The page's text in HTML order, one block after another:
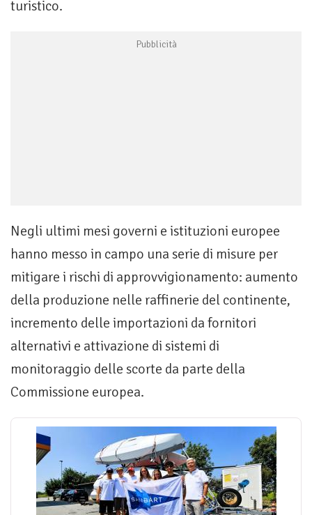
turistico.
Negli ultimi mesi governi e istituzioni europee
hanno messo in campo una serie di misure per
mitigare i rischi di approvvigionamento: aumento
della produzione nelle raffinerie del continente,
incremento delle importazioni da fornitori
alternativi e attivazione di sistemi di
monitoraggio delle scorte da parte della
Commissione europea.